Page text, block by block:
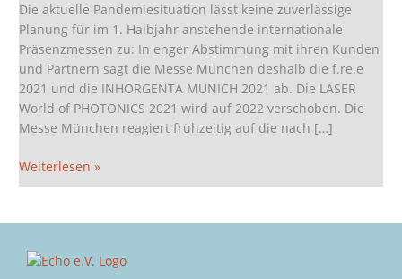
Die aktuelle Pandemiesituation lässt keine zuverlässige
Planung für im 1. Halbjahr anstehende internationale
Präsenzmessen zu: In enger Abstimmung mit ihren Kunden
und Partnern sagt die Messe München deshalb die f.re.e
2021 und die INHORGENTA MUNICH 2021 ab. Die LASER
World of PHOTONICS 2021 wird auf 2022 verschoben. Die
Messe München reagiert frühzeitig auf die nach […]
Halbjahr
wegen
Corona
ab
Weiterlesen »